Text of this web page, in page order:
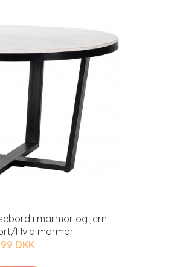
i marmor og jern
Hvid marmor
DKK